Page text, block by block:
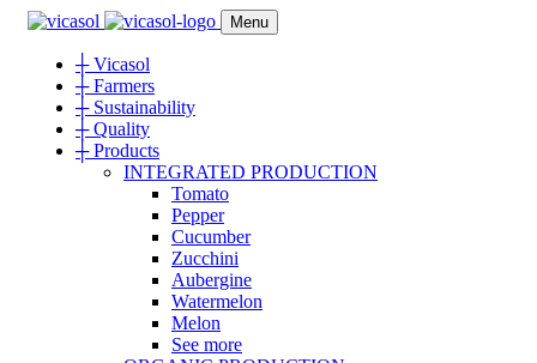
Menu
┼Vicasol
┼Farmers
┼Sustainability
┼Quality
┼Products
INTEGRATED PRODUCTION
Tomato
Pepper
Cucumber
Zucchini
Aubergine
Watermelon
Melon
See more